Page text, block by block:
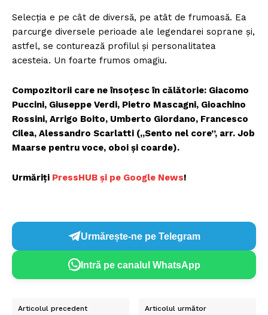
Un proiect
FREEDOM HOUSE ROMÂNIA
PRESShub
Despre noi / Echipa
Selecția e pe cât de diversă, pe atât de frumoasă. Ea
parcurge diversele perioade ale legendarei soprane și,
astfel, se conturează profilul și personalitatea
acesteia. Un foarte frumos omagiu.
Compozitorii care ne însoțesc în călătorie: Giacomo
Puccini, Giuseppe Verdi, Pietro Mascagni, Gioachino
Rossini, Arrigo Boito, Umberto Giordano, Francesco
Cilea, Alessandro Scarlatti („Sento nel core”, arr. Job
Maarse pentru voce, oboi și coarde).
Urmăriți PressHUB și pe Google News!
Urmărește-ne pe Telegram
Intră pe canalul WhatsApp
Articolul precedent Articolul următor